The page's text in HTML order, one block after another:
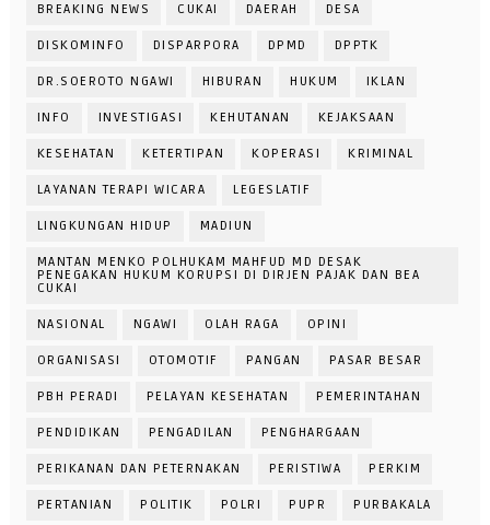
BREAKING NEWS CUKAI DAERAH DESA
DISKOMINFO DISPARPORA DPMD DPPTK
DR.SOEROTO NGAWI HIBURAN HUKUM IKLAN
INFO INVESTIGASI KEHUTANAN KEJAKSAAN
KESEHATAN KETERTIPAN KOPERASI KRIMINAL
LAYANAN TERAPI WICARA LEGESLATIF
LINGKUNGAN HIDUP MADIUN
MANTAN MENKO POLHUKAM MAHFUD MD DESAK
PENEGAKAN HUKUM KORUPSI DI DIRJEN PAJAK DAN BEA
CUKAI
NASIONAL NGAWI OLAH RAGA OPINI
ORGANISASI OTOMOTIF PANGAN PASAR BESAR
PBH PERADI PELAYAN KESEHATAN PEMERINTAHAN
PENDIDIKAN PENGADILAN PENGHARGAAN
PERIKANAN DAN PETERNAKAN PERISTIWA PERKIM
PERTANIAN POLITIK POLRI PUPR PURBAKALA